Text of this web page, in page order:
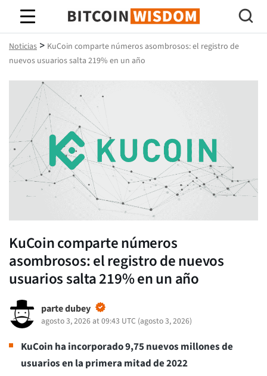
Sabiduría de Bitcoin
Noticias > KuCoin comparte números asombrosos: el registro de
nuevos usuarios salta 219% en un año
KuCoin comparte números
asombrosos: el registro de nuevos
usuarios salta 219% en un año
parte dubey
agosto 3, 2026 at 09:43 UTC (agosto 3, 2026)
KuCoin ha incorporado 9,75 nuevos millones de
usuarios en la primera mitad de 2022